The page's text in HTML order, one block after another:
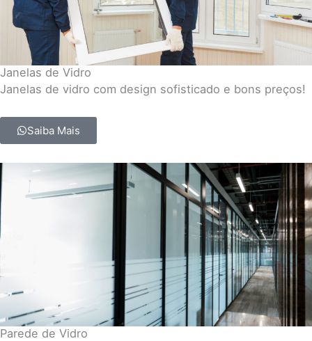
Janelas de Vidro
Janelas de vidro com design sofisticado e bons preços!
Saiba Mais
Parede de Vidro